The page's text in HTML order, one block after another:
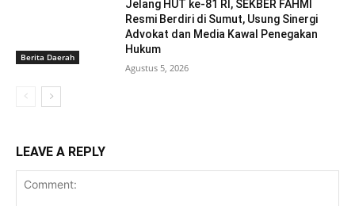
Berita Daerah
Jelang HUT ke-81 RI, SEKBER FAHMI
Resmi Berdiri di Sumut, Usung Sinergi
Advokat dan Media Kawal Penegakan
Hukum
Agustus 5, 2026
LEAVE A REPLY